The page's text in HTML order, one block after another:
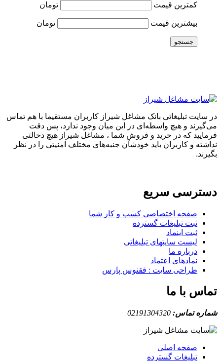
کمترین قیمت
تومان
بیشترین قیمت تومان
جستجو
در سایت تبلیغاتی بانک مشاغل شیراز کاربران مستقیما با هم تماس
می‌گیرند و هیچ واسطه‌ای در این میان وجود ندارد، پس دقت
فرمایید که در خرید و فروشِ شما ، مشاغل شیراز هیچ دخالتی
نداشته و کاربران باید خودشان جنبه‌های مختلف امنیتی را در نظر
بگیرند.
دسترسی سریع
صفحه اختصاصی کسب و کار شما
ثبت تبلیغات گسترده
ثبت اینماد
لیست سایتهای تبلیغاتی
درباره ما
نمادهای اعتماد
طراحی سایت : ققنوس پارس
تماس با ما
شماره تماس: 02191304320
صفحه اصلی
تبلیغات گسترده